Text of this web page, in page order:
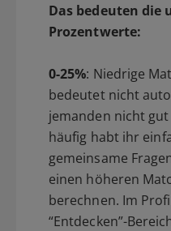
Das bedeuten die
Prozentwerte:
0-25%: Niedrige
bedeutet nicht
jemanden nicht
häufig habt ihr
gemeinsame
einen höheren
berechnen. Im
“Entdecken”-